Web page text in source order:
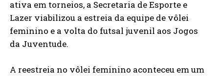
ativa em torneios, a Secretaria de Esporte e
Lazer viabilizou a estreia da equipe de vôlei
feminino e a volta do futsal juvenil aos Jogos
da Juventude.
A reestreia no vôlei feminino aconteceu em um